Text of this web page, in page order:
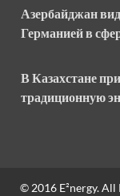
Азербайджан
Германией в
В Казахстане
традиционную
© 2016 E²nergy. All